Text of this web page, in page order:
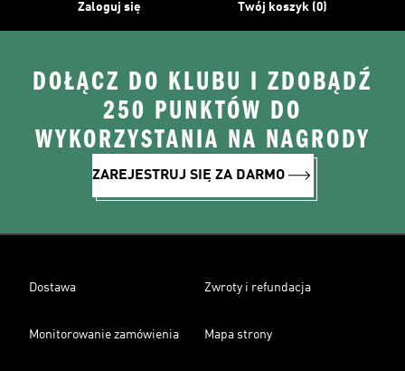
Zaloguj się Twój koszyk (0)
DOŁĄCZ DO KLUBU I ZDOBĄDŹ
250 PUNKTÓW DO
WYKORZYSTANIA NA NAGRODY
ZAREJESTRUJ SIĘ ZA DARMO
Dostawa Zwroty i refundacja
Monitorowanie zamówienia Mapa strony